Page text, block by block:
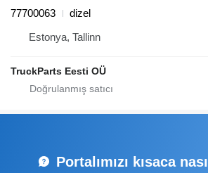
77700063
dizel
Estonya, Tallinn
TruckParts Eesti OÜ
Portalımızı kısaca nasıl